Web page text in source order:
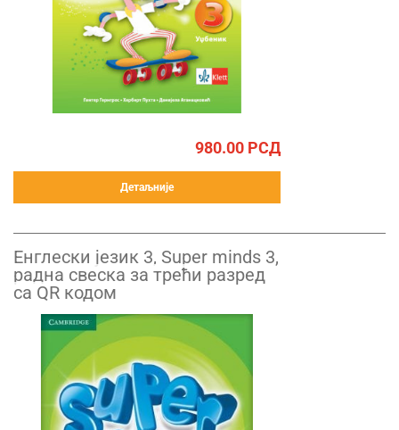
980.00 РСД
Детаљније
Енглески језик 3, Super minds 3,
радна свеска за трећи разред
са QR кодом